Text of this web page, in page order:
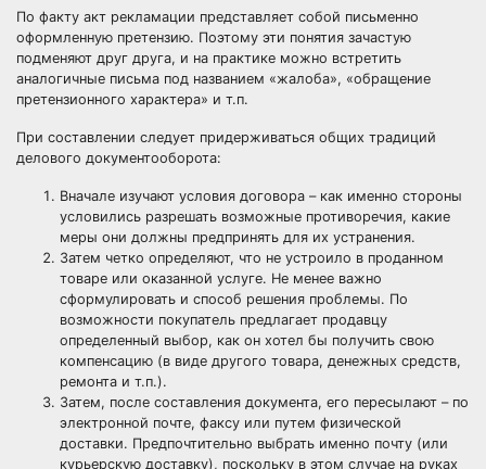
По факту акт рекламации представляет собой письменно
оформленную претензию. Поэтому эти понятия зачастую
подменяют друг друга, и на практике можно встретить
аналогичные письма под названием «жалоба», «обращение
претензионного характера» и т.п.
При составлении следует придерживаться общих традиций
делового документооборота:
Вначале изучают условия договора – как именно стороны
условились разрешать возможные противоречия, какие
меры они должны предпринять для их устранения.
Затем четко определяют, что не устроило в проданном
товаре или оказанной услуге. Не менее важно
сформулировать и способ решения проблемы. По
возможности покупатель предлагает продавцу
определенный выбор, как он хотел бы получить свою
компенсацию (в виде другого товара, денежных средств,
ремонта и т.п.).
Затем, после составления документа, его пересылают – по
электронной почте, факсу или путем физической
доставки. Предпочтительно выбрать именно почту (или
курьерскую доставку), поскольку в этом случае на руках